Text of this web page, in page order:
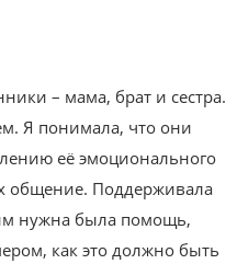
– мама, брат и сестра.
Я понимала, что они
её эмоционального
общение. Поддерживала
нужна была помощь,
как это должно быть